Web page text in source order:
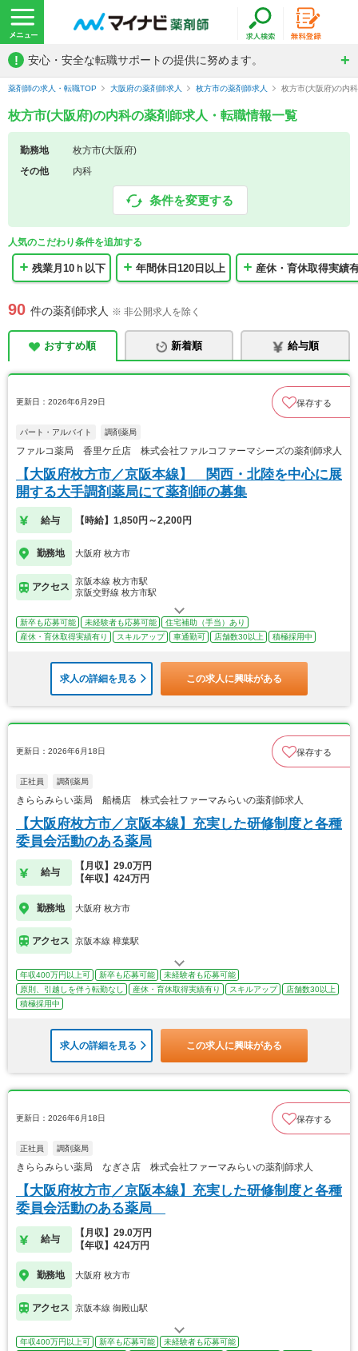
! 安心・安全な転職サポートの提供に努めます。
薬剤師の求人・転職TOP 大阪府の薬剤師求人 枚方市の薬剤師求人 枚方市(大阪府)の内
枚方市(大阪府)の内科の薬剤師求人・転職情報一覧
勤務地
枚方市(大阪府)
その他
内科
条件を変更する
人気のこだわり条件を追加する
残業月10ｈ以下 年間休日120日以上 産休・育休取得実績
90 件の薬剤師求人 ※ 非公開求人を除く
おすすめ順 新着順 給与順
更新日：2026年6月29日 保存する
パート・アルバイト 調剤薬局
ファルコ薬局 香里ケ丘店 株式会社ファルコファーマシーズの薬剤師求人
【大阪府枚方市／京阪本線】 関西・北陸を中心に展
開する大手調剤薬局にて薬剤師の募集
給与 【時給】1,850円～2,200円
勤務地 大阪府 枚方市
アクセス
京阪本線 枚方市駅
京阪交野線 枚方市駅
新卒も応募可能 未経験者も応募可能
住宅補助（手当）あり
産休・育休取得実績有り
スキルアップ 車通勤可 店舗数30以上 積極採用中
求人の詳細を見る この求人に興味がある
更新日：2026年6月18日 保存する
正社員 調剤薬局
きららみらい薬局 船橋店 株式会社ファーマみらいの薬剤師求人
【大阪府枚方市／京阪本線】充実した研修制度と各種
委員会活動のある薬局
給与
【月収】29.0万円
【年収】424万円
勤務地 大阪府 枚方市
アクセス 京阪本線 樟葉駅
年収400万円以上可 新卒も応募可能
未経験者も応募可能
原則、引越しを伴う転勤なし
産休・育休取得実績有り スキルアップ
店舗数30以上
積極採用中
求人の詳細を見る この求人に興味がある
更新日：2026年6月18日 保存する
正社員 調剤薬局
きららみらい薬局 なぎさ店 株式会社ファーマみらいの薬剤師求人
【大阪府枚方市／京阪本線】充実した研修制度と各種
委員会活動のある薬局
給与
【月収】29.0万円
【年収】424万円
勤務地 大阪府 枚方市
アクセス 京阪本線 御殿山駅
年収400万円以上可 新卒も応募可能
未経験者も応募可能